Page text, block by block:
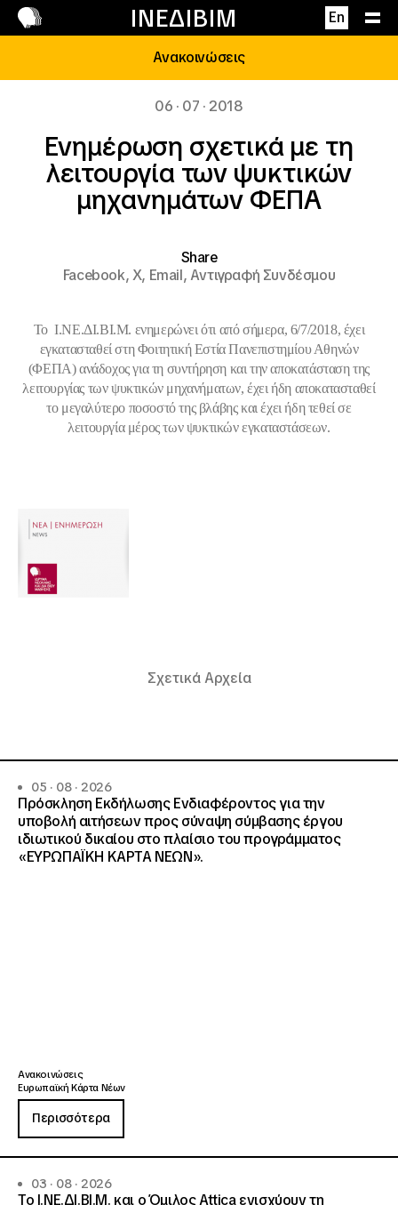
ΙΝΕΔΙΒΙΜ En
Επικοινωνία
Ανακοινώσεις
06 · 07 · 2018
Ενημέρωση σχετικά με τη
λειτουργία των ψυκτικών
μηχανημάτων ΦΕΠΑ
Share
Facebook,X, Email,Αντιγραφή Συνδέσμου
Το Ι.ΝΕ.ΔΙ.ΒΙ.Μ. ενημερώνειότι από σήμερα, 6/7/2018, έχει
εγκατασταθεί στη Φοιτητική Εστία Πανεπιστημίου Αθηνών
(ΦΕΠΑ) ανάδοχος για τη συντήρηση και την αποκατάσταση της
λειτουργίας των ψυκτικών μηχανήματων, έχει ήδη αποκατασταθεί
το μεγαλύτερο ποσοστό της βλάβης και έχει ήδη τεθεί σε
λειτουργία μέρος των ψυκτικών εγκαταστάσεων.
Σχετικά Αρχεία
05 · 08 · 2026
Πρόσκληση Εκδήλωσης Ενδιαφέροντος για την
υποβολή αιτήσεων προς σύναψη σύμβασης έργου
ιδιωτικού δικαίου στο πλαίσιο του προγράμματος
«ΕΥΡΩΠΑΪΚΗ ΚΑΡΤΑ ΝΕΩΝ».
Ανακοινώσεις
Ευρωπαϊκή Κάρτα Νέων
Περισσότερα
03 · 08 · 2026
Το Ι.ΝΕ.ΔΙ.ΒΙ.Μ. και o Όμιλος Attica ενισχύουν τη